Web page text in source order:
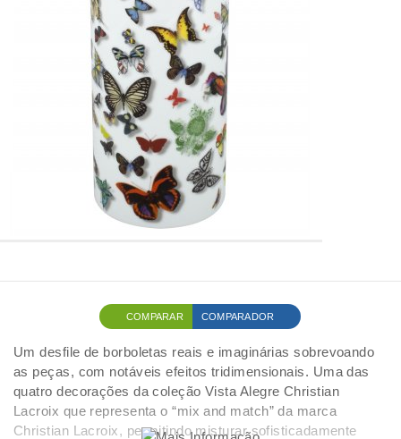
COMPARAR COMPARADOR
Um desfile de borboletas reais e imaginárias sobrevoando
as peças, com notáveis efeitos tridimensionais. Uma das
quatro decorações da coleção Vista Alegre Christian
Lacroix que representa o “mix and match” da marca
Christian Lacroix, permitindo misturar sofisticadamente